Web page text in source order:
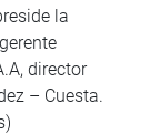
la
director
– Cuesta.